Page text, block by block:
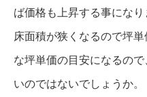
ば価格も上昇する事にな
床面積が狭くなるので坪
な坪単価の目安になるの
いのではないでしょうか。